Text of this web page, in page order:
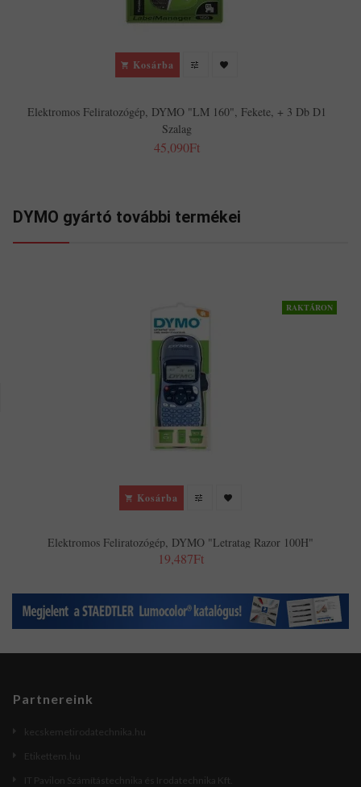
Kosárba
Elektromos Feliratozógép, DYMO "LM 160", Fekete, + 3 Db D1
Szalag
45,090Ft
DYMO gyártó további termékei
RAKTÁRON
Kosárba
Elektromos Feliratozógép, DYMO "Letratag Razor 100H"
19,487Ft
Partnereink
kecskemetirodatechnika.hu
Etikettem.hu
IT Pavilon Számítástechnika és Irodatechnika Kft.